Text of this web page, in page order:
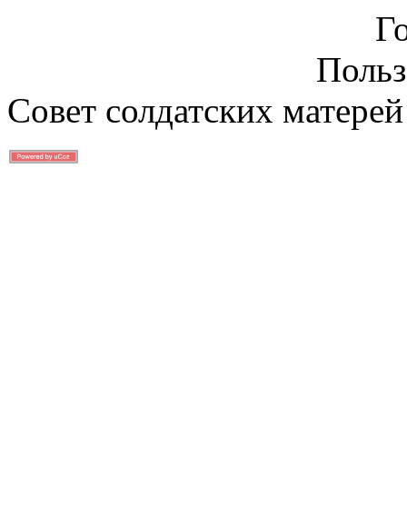
Совет солдатских